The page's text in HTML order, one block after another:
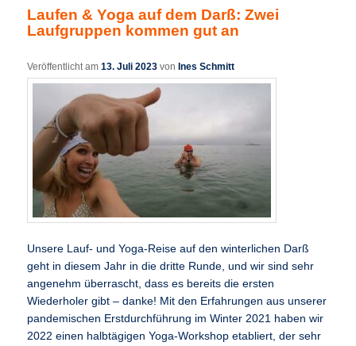
wechseln
Laufen & Yoga auf dem Darß: Zwei
Laufgruppen kommen gut an
Veröffentlicht am13. Juli 2023 von Ines Schmitt
Unsere Lauf- und Yoga-Reise auf den winterlichen Darß
geht in diesem Jahr in die dritte Runde, und wir sind sehr
angenehm überrascht, dass es bereits die ersten
Wiederholer gibt – danke! Mit den Erfahrungen aus unserer
pandemischen Erstdurchführung im Winter 2021 haben wir
2022 einen halbtägigen Yoga-Workshop etabliert, der sehr